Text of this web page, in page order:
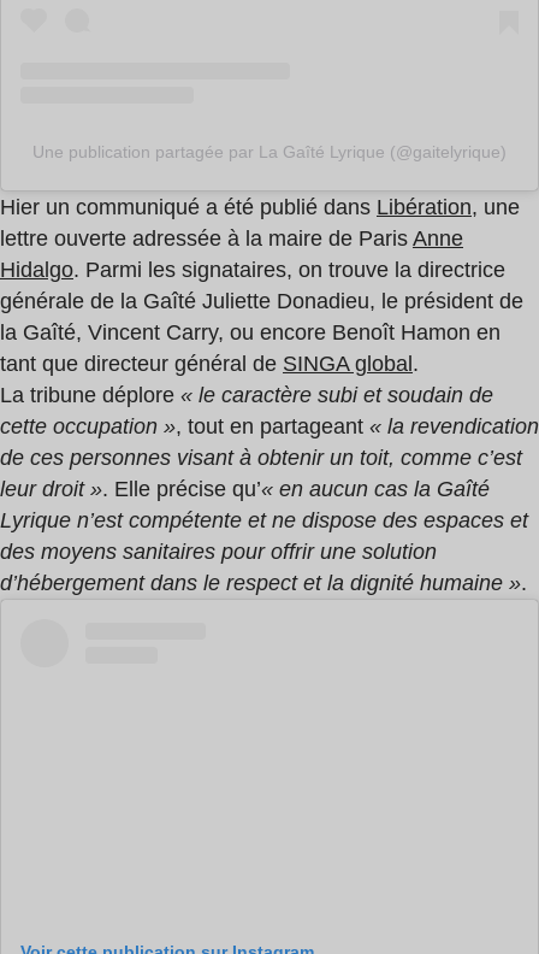
Une publication partagée par La Gaîté Lyrique (@gaitelyrique)
Hier un communiqué a été publié dans Libération, une
lettre ouverte adressée à la maire de Paris Anne
Hidalgo. Parmi les signataires, on trouve la directrice
générale de la Gaîté Juliette Donadieu, le président de
la Gaîté, Vincent Carry, ou encore Benoît Hamon en
tant que directeur général de SINGA global.
La tribune déplore « le caractère subi et soudain de
cette occupation », tout en partageant « la revendication
de ces personnes visant à obtenir un toit, comme c’est
leur droit ». Elle précise qu’« en aucun cas la Gaîté
Lyrique n’est compétente et ne dispose des espaces et
des moyens sanitaires pour offrir une solution
d’hébergement dans le respect et la dignité humaine ».